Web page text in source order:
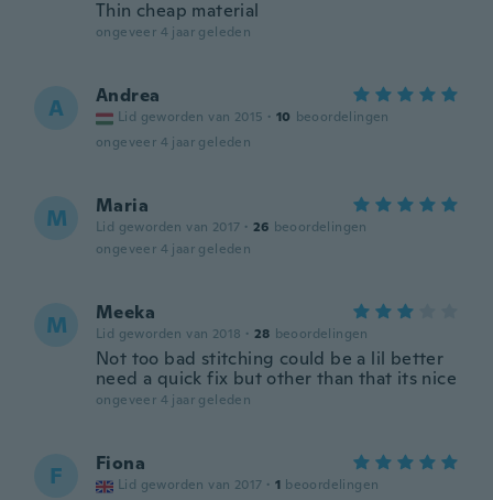
Thin cheap material
ongeveer 4 jaar geleden
A Andrea
Lid geworden van 2015 · 10 beoordelingen
ongeveer 4 jaar geleden
M Maria
Lid geworden van 2017 · 26 beoordelingen
ongeveer 4 jaar geleden
M Meeka
Lid geworden van 2018 · 28 beoordelingen
Not too bad stitching could be a lil better
need a quick fix but other than that its nice
ongeveer 4 jaar geleden
F Fiona
Lid geworden van 2017 · 1 beoordelingen